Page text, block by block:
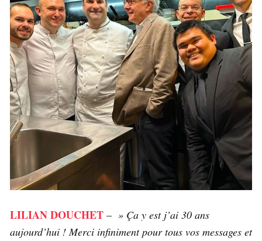
LILIAN DOUCHET – » Ça y est j’ai 30 ans
aujourd’hui ! Merci infiniment pour tous vos messages et